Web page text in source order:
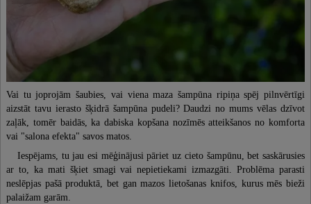
Vai tu joprojām šaubies, vai viena maza šampūna ripiņa spēj pilnvērtīgi
aizstāt tavu ierasto šķidrā šampūna pudeli? Daudzi no mums vēlas dzīvot
zaļāk, tomēr baidās, ka dabiska kopšana nozīmēs atteikšanos no komforta
vai "salona efekta" savos matos.
Iespējams, tu jau esi mēģinājusi pāriet uz cieto šampūnu, bet saskārusies
ar to, ka mati šķiet smagi vai nepietiekami izmazgāti. Problēma parasti
neslēpjas pašā produktā, bet gan mazos lietošanas knifos, kurus mēs bieži
palaižam garām.